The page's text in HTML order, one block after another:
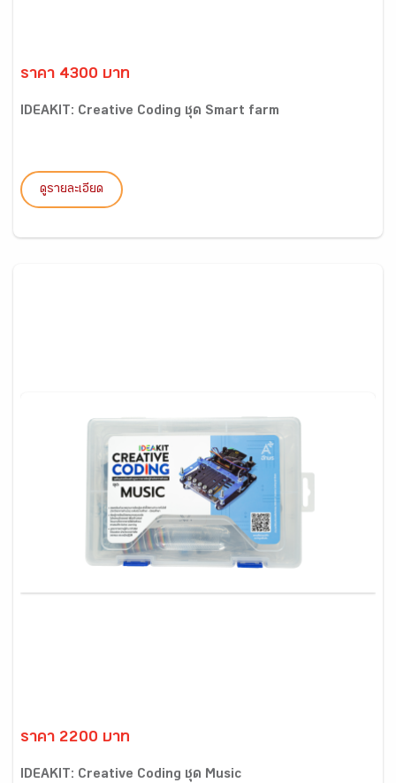
ราคา 4300 บาท
IDEAKIT: Creative Coding ชุด Smart farm
ดูรายละเอียด
ราคา 2200 บาท
IDEAKIT: Creative Coding ชุด Music